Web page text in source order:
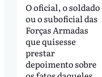
O oficial, o soldado
ou o suboficial das
Forças Armadas
que quisesse
prestar
depoimento sobre